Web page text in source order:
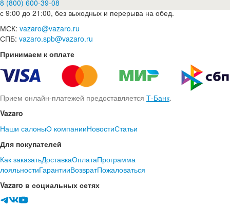
8 (800) 600-39-08
с 9:00 до 21:00, без выходных и перерыва на обед.
МСК: vazaro@vazaro.ru
СПБ: vazaro.spb@vazaro.ru
Принимаем к оплате
Прием онлайн-платежей предоставляется Т-Банк.
Vazaro
Наши салоныО компанииНовостиСтатьи
Для покупателей
Как заказатьДоставкаОплатаПрограмма
лояльностиГарантииВозвратПожаловаться
Vazaro в социальных сетях